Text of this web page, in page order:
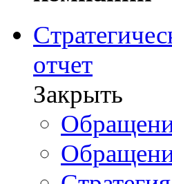
отчет
Закрыть